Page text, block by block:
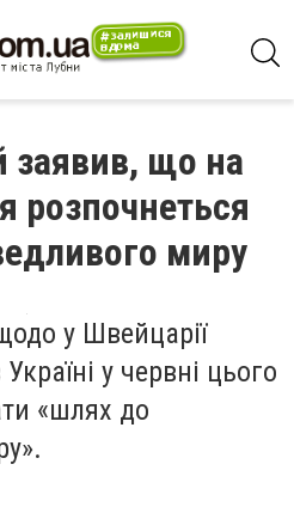
заявив, що на
розпочнеться
миру
у Швейцарії
у червні цього
«шлях до